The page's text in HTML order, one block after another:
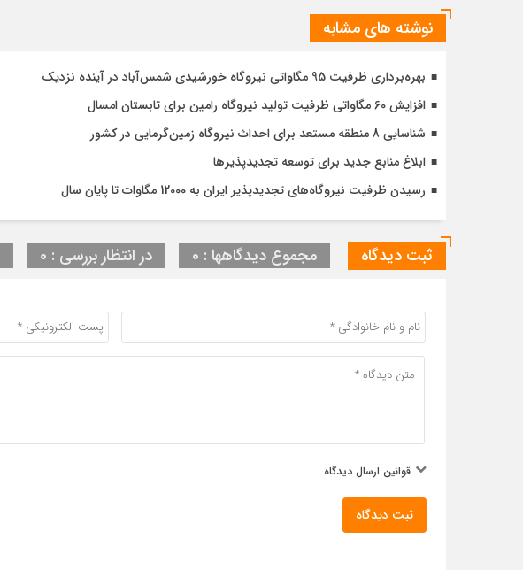
نوشته های مشابه
بهره‌برداری ظرفیت 95 مگاواتی نیروگاه خورشیدی شمس‌آباد در آینده نزدیک
افزایش 60 مگاواتی ظرفیت تولید نیروگاه رامین برای تابستان امسال
شناسایی 8 منطقه مستعد برای احداث نیروگاه زمین‌گرمایی در کشور
ابلاغ منابع جدید برای توسعه تجدیدپذیرها
رسیدن ظرفیت نیروگاه‌های تجدیدپذیر ایران به 12000 مگاوات تا پایان سال
ثبت دیدگاه مجموع دیدگاهها : 0 در انتظار بررسی : 0
قوانین ارسال دیدگاه
ثبت دیدگاه